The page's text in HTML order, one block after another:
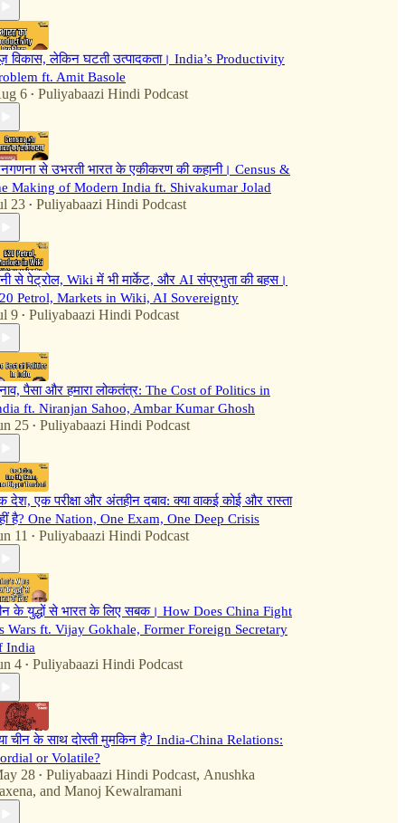
विकास, लेकिन घटती उत्पादकता। India’s Productivity
ft. Amit Basole
6 • Puliyabaazi Hindi Podcast
से उभरती भारत के एकीकरण की कहानी। Census &
Making of Modern India ft. Shivakumar Jolad
23 • Puliyabaazi Hindi Podcast
से पेट्रोल, Wiki में भी मार्केट, और AI संप्रभुता की बहस।
Petrol, Markets in Wiki, AI Sovereignty
9 • Puliyabaazi Hindi Podcast
पैसा और हमारा लोकतंत्र: The Cost of Politics in
ft. Niranjan Sahoo, Ambar Kumar Ghosh
25 • Puliyabaazi Hindi Podcast
देश, एक परीक्षा और अंतहीन दबाव: क्या वाकई कोई और रास्ता
है? One Nation, One Exam, One Deep Crisis
11 • Puliyabaazi Hindi Podcast
के युद्धों से भारत के लिए सबक। How Does China Fight
Wars ft. Vijay Gokhale, Former Foreign Secretary
India
4 • Puliyabaazi Hindi Podcast
चीन के साथ दोस्ती मुमकिन है? India-China Relations:
or Volatile?
28 • Puliyabaazi Hindi Podcast, Anushka
, and Manoj Kewalramani